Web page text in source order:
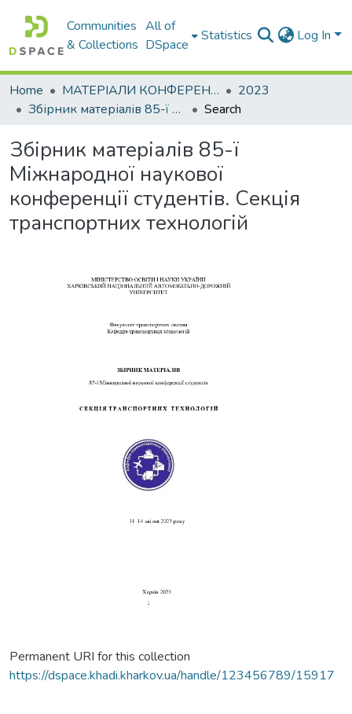
Communities
& Collections
All of
DSpace
Statistics Log In
Home МАТЕРІАЛИ КОНФЕРЕНЦІЙ
2023
Збірник матеріалів 85-ї Міжнародної наукової конференції студентів. Секція транспортних технологій
Search
Збірник матеріалів 85-ї
Міжнародної наукової
конференції студентів. Секція
транспортних технологій
Permanent URI for this collection
https://dspace.khadi.kharkov.ua/handle/123456789/15917